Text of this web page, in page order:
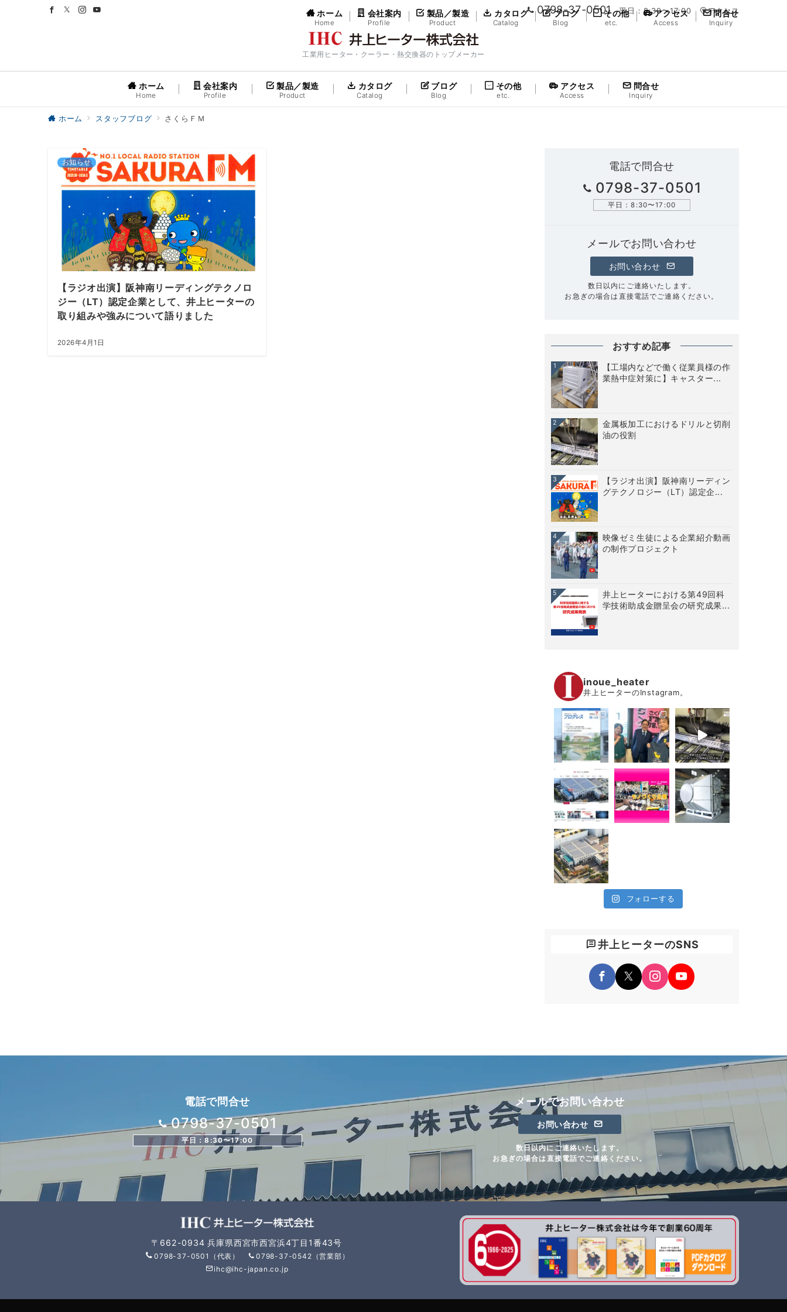
0798-37-0501 平日：8:30〜17:00 アクセス
工業用ヒーター・クーラー・熱交換器のトップメーカー
ホーム
Home
会社案内
Profile
製品／製造
Product
カタログ
Catalog
ブログ
Blog
その他
etc.
アクセス
Access
問合せ
Inquiry
ホーム
Home
会社案内
Profile
製品／製造
Product
カタログ
Catalog
ブログ
Blog
その他
etc.
アクセス
Access
問合せ
Inquiry
ホーム スタッフブログ さくらＦＭ
お知らせ
【ラジオ出演】阪神南リーディングテクノロ
ジー（LT）認定企業として、井上ヒーターの
取り組みや強みについて語りました
2026年4月1日
電話で問合せ
0798-37-0501
平日：8:30〜17:00
メールでお問い合わせ
お問い合わせ
数日以内にご連絡いたします。
お急ぎの場合は直接電話でご連絡ください。
おすすめ記事
1
【工場内などで働く従業員様の作
業熱中症対策に】キャスター...
2
金属板加工におけるドリルと切削
油の役割
3
【ラジオ出演】阪神南リーディン
グテクノロジー（LT）認定企...
4
映像ゼミ生徒による企業紹介動画
の制作プロジェクト
5
井上ヒーターにおける第49回科
学技術助成金贈呈会の研究成果...
inoue_heater
井上ヒーターのInstagram。
フォローする
井上ヒーターのSNS
電話で問合せ
0798-37-0501
平日：8:30〜17:00
メールでお問い合わせ
お問い合わせ
数日以内にご連絡いたします。
お急ぎの場合は直接電話でご連絡ください。
〒662-0934 兵庫県西宮市西宮浜4丁目1番43号
0798-37-0501（代表）
0798-37-0542（営業部）
ihc@ihc-japan.co.jp